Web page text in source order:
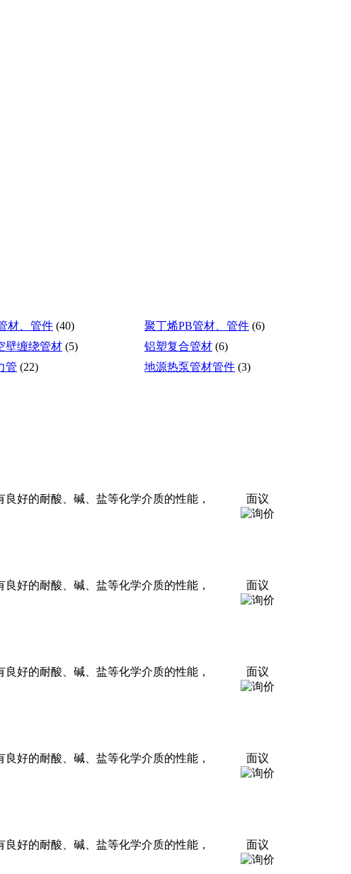
材、管件 (40) 聚丁烯PB管材、管件 (6)
壁缠绕管材 (5) 铝塑复合管材 (6)
管 (22) 地源热泵管材管件 (3)
好的耐酸、碱、盐等化学介质的性能，
面议
好的耐酸、碱、盐等化学介质的性能，
面议
好的耐酸、碱、盐等化学介质的性能，
面议
好的耐酸、碱、盐等化学介质的性能，
面议
好的耐酸、碱、盐等化学介质的性能，
面议